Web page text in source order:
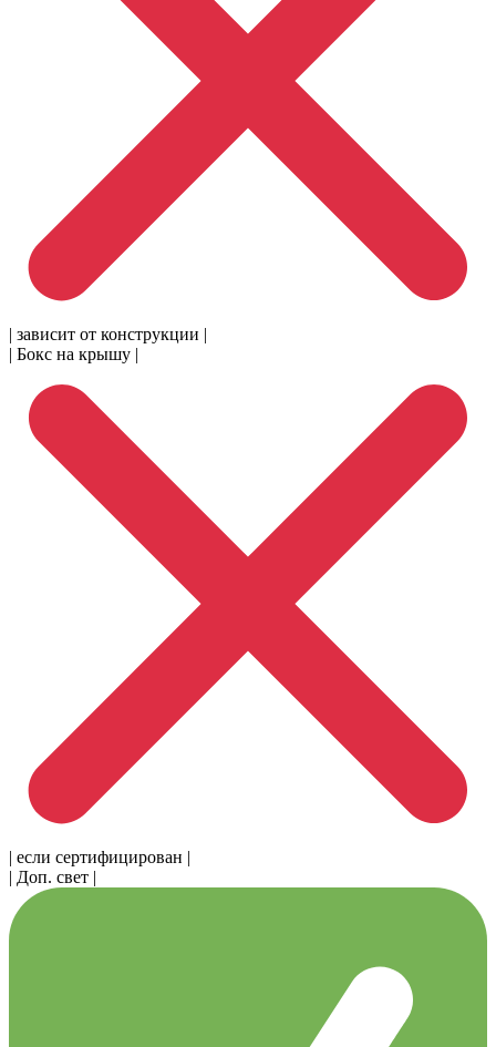
| зависит от конструкции |
| Бокс на крышу |
| если сертифицирован |
| Доп. свет |